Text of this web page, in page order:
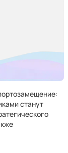
станут